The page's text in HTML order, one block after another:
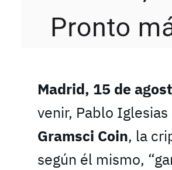
Madrid, 15 de
venir, Pablo
Gramsci Coin, la
según él mismo,